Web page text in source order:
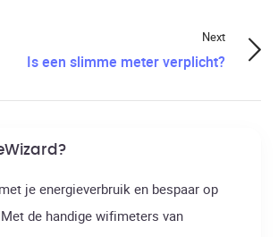
Next
Is een slimme meter verplicht?
je energieverbruik en bespaar op
de handige wifimeters van